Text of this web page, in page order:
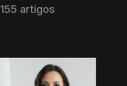
155 artigos